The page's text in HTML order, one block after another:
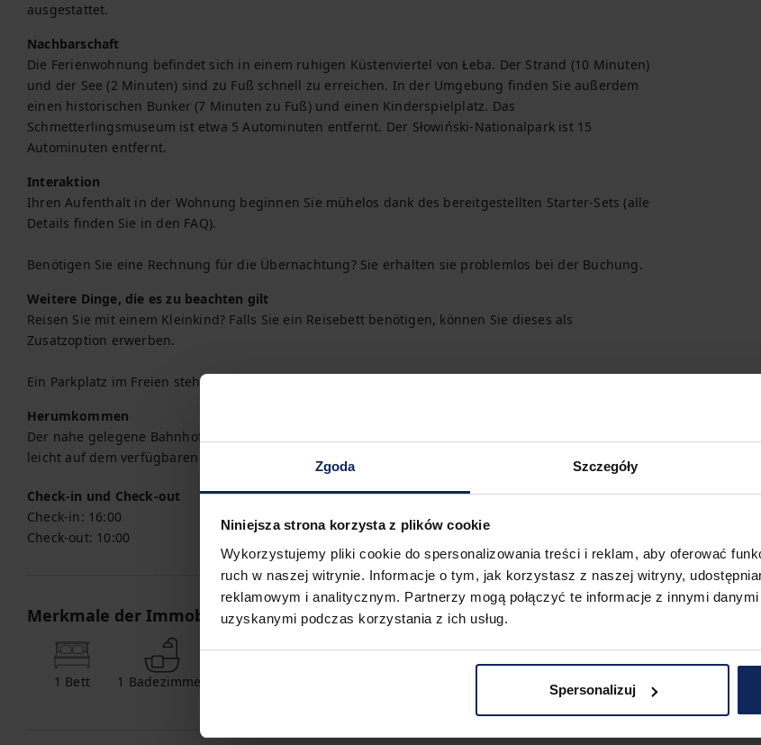
Zgoda Szczegóły
Niniejsza strona korzysta z plików cookie
Wykorzystujemy pliki cookie do spersonalizowania treści i reklam, aby oferować
ruch w naszej witrynie. Informacje o tym, jak korzystasz z naszej witryny,
reklamowym i analitycznym. Partnerzy mogą połączyć te informacje z innymi
uzyskanymi podczas korzystania z ich usług.
Spersonalizuj
ausgestattet.
Nachbarschaft
Die Ferienwohnung befindet sich in einem ruhigen Küstenviertel von Łeba. Der Strand (10 Minuten)
und der See (2 Minuten) sind zu Fuß schnell zu erreichen. In der Umgebung finden Sie außerdem
einen historischen Bunker (7 Minuten zu Fuß) und einen Kinderspielplatz. Das
Schmetterlingsmuseum ist etwa 5 Autominuten entfernt. Der Słowiński-Nationalpark ist 15
Autominuten entfernt.
Interaktion
Ihren Aufenthalt in der Wohnung beginnen Sie mühelos dank des bereitgestellten Starter-Sets (alle
Details finden Sie in den FAQ).
Benötigen Sie eine Rechnung für die Übernachtung? Sie erhalten sie problemlos bei der Buchung.
Weitere Dinge, die es zu beachten gilt
Reisen Sie mit einem Kleinkind? Falls Sie ein Reisebett benötigen, können Sie dieses als
Zusatzoption erwerben.
Ein Parkplatz im Freien steht Ihnen zur Verfügung.
Herumkommen
Der nahe gelegene Bahnhof bietet eine bequeme Anbindung. Alle Transportmöglichkeiten können
leicht auf dem verfügbaren Plan gefunden werden.
Check-in und Check-out
Check-in: 16:00
Check-out: 10:00
Merkmale der Immobilie
1 Bett 1 Badezimmer